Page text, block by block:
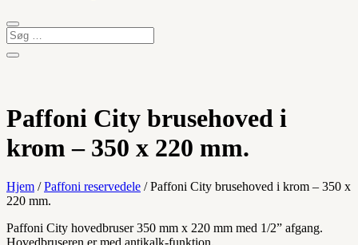
Paffoni City brusehoved i
krom – 350 x 220 mm.
Hjem /Paffoni reservedele / Paffoni City brusehoved i krom – 350 x
220 mm.
Paffoni City hovedbruser 350 mm x 220 mm med 1/2” afgang.